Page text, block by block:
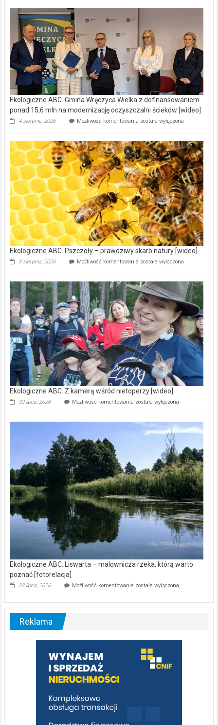
Ekologiczne ABC. Gmina Wręczyca Wielka z dofinansowaniem
ponad 15,6 mln na modernizację oczyszczalni ścieków [wideo]
4 sierpnia, 2026 Możliwość komentowania Ekologiczne
Wręczyca
Wielka
z
dofinansowaniem
ponad
15,6
mln
na
modernizację
oczyszczalni
ścieków
[wideo]
została wyłączona
Ekologiczne ABC. Pszczoły – prawdziwy skarb natury [wideo]
3 sierpnia, 2026 Możliwość komentowania Ekologiczne
–
prawdziwy
skarb
natury
[wideo]
została wyłączona
Ekologiczne ABC. Z kamerą wśród nietoperzy [wideo]
30 lipca, 2026 Możliwość komentowania Ekologiczne
kamerą
wśród
została wyłączona
Ekologiczne ABC. Liswarta – malownicza rzeka, którą warto
poznać [fotorelacja]
22 lipca, 2026 Możliwość komentowania Ekologiczne
–
warto
poznać
[fotorelacja]
została wyłączona
Reklama